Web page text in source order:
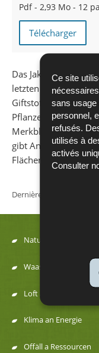
Ce site
sans usage
personnel,
refusés.
utilisés à
activés
Consulter
Pdf - 2,93 Mo - 12
Télécharger
Das Jakobs-
letzten Jahren
Giftstoff enthält, die
Pflanze als
Merkblatt hilft, das
gibt Angaben zur
Flächen mit
Dernière mise à jour
Menu
de
navigation
Natur
Waasser
Loft a Kaméidi
Klima an Energie
Offäll a Ressourcen